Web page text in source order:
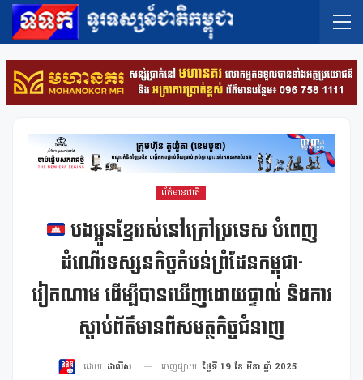
ព័ត៌មានជាតិ
បងប្អូនខ្មែររស់នៅក្រៅប្រទេស បំពេញ
ដំណើរទស្សនកិច្ចតំបន់ព្រំដែនកម្ពុជា-
វៀតណាម ដើម្បីបានឃើញដោយផ្ទាល់ និងការ
ស្ដាប់ព័ត៌មានពីសមត្ថកិច្ចជំនាញ
ដោយ ដាលីស ចេញផ្សាយ ថ្ងៃទី 19 ខែ មីនា ឆ្នាំ 2025